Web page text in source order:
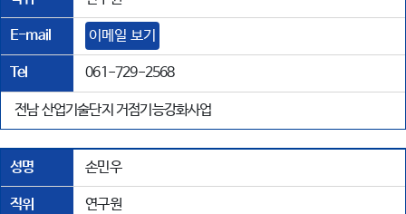
E-mail 이메일 보기
Tel 061-729-2568
전남 산업기술단지 거점기능강화사업
성명 손민우
직위 연구원